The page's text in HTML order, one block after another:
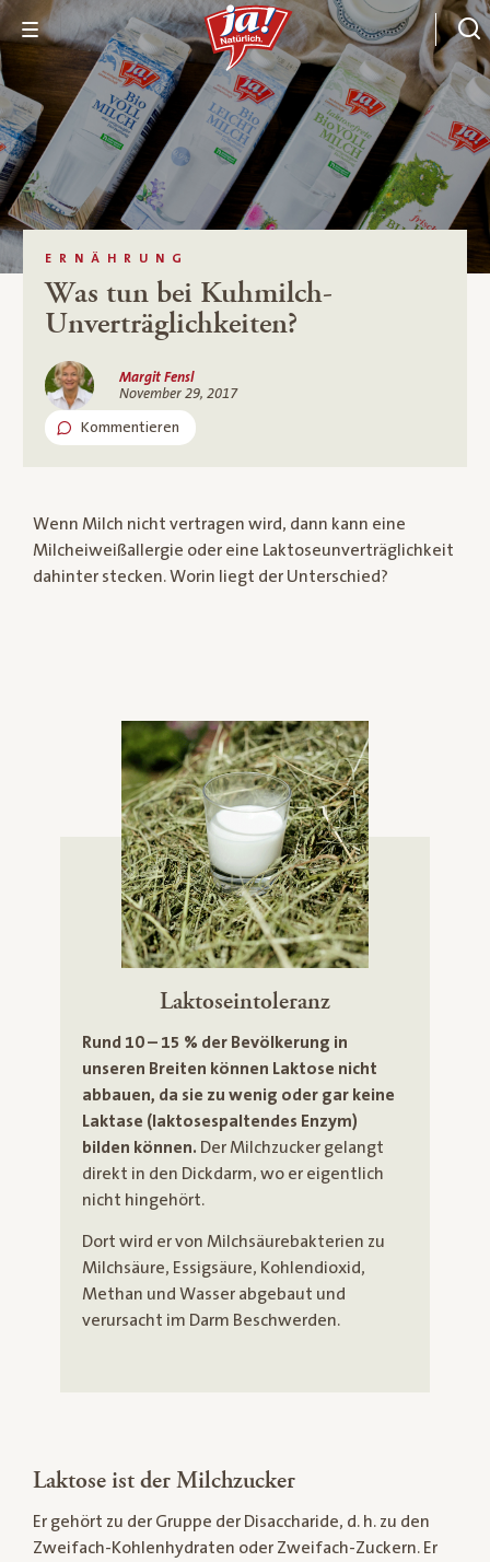
ERNÄHRUNG
Was tun bei Kuhmilch-
Unverträglichkeiten?
Margit Fensl
November 29, 2017
Kommentieren
Wenn Milch nicht vertragen wird, dann kann eine
Milcheiweißallergie oder eine Laktoseunverträglichkeit
dahinter stecken. Worin liegt der Unterschied?
Laktoseintoleranz
Rund 10 – 15 % der Bevölkerung in
unseren Breiten können Laktose nicht
abbauen, da sie zu wenig oder gar keine
Laktase (laktosespaltendes Enzym)
bilden können. Der Milchzucker gelangt
direkt in den Dickdarm, wo er eigentlich
nicht hingehört.
Dort wird er von Milchsäurebakterien zu
Milchsäure, Essigsäure, Kohlendioxid,
Methan und Wasser abgebaut und
verursacht im Darm Beschwerden.
Laktose ist der Milchzucker
Er gehört zu der Gruppe der Disaccharide, d. h. zu den
Zweifach-Kohlenhydraten oder Zweifach-Zuckern. Er